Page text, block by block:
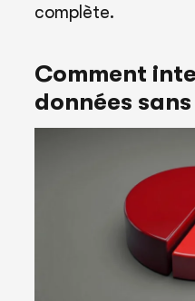
complète.
Comment
données